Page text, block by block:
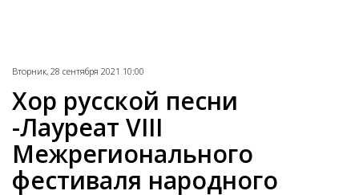
Вторник, 28 сентября 2021 10:00
Хор русской песни
-Лауреат VIII
Межрегионального
фестиваля народного